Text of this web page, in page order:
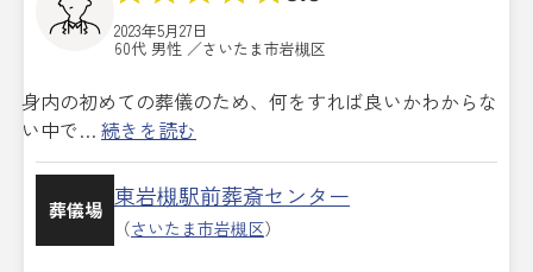
2023年5月27日
60代 男性 ／さいたま市岩槻区
身内の初めての葬儀のため、何をすれば良いかわからな
い中で… 続きを読む
葬儀場 東岩槻駅前葬斎センター
（さいたま市岩槻区）